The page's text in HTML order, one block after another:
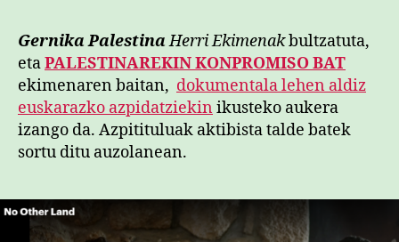
Gernika PalestinaHerri Ekimenakbultzatuta,
etaPALESTINAREKINKONPROMISOBAT
ekimenaren baitan, dokumentala lehen aldiz
euskarazko azpidatziekin ikusteko aukera
izango da. Azpitituluak aktibista talde batek
sortu ditu auzolanean.